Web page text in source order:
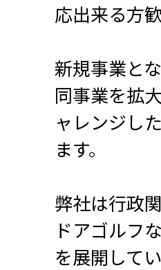
応出来る方
新規事業と
同事業を拡
ャレンジし
ます。
弊社は行政
ドアゴルフ
を展開して